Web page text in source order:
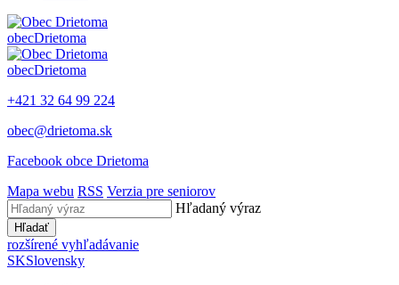
obecDrietoma
obecDrietoma
+421 32 64 99 224
obec@drietoma.sk
Facebook obce Drietoma
Mapa webu RSS Verzia pre seniorov
Hľadaný výraz
Hľadať
rozšírené vyhľadávanie
SKSlovensky